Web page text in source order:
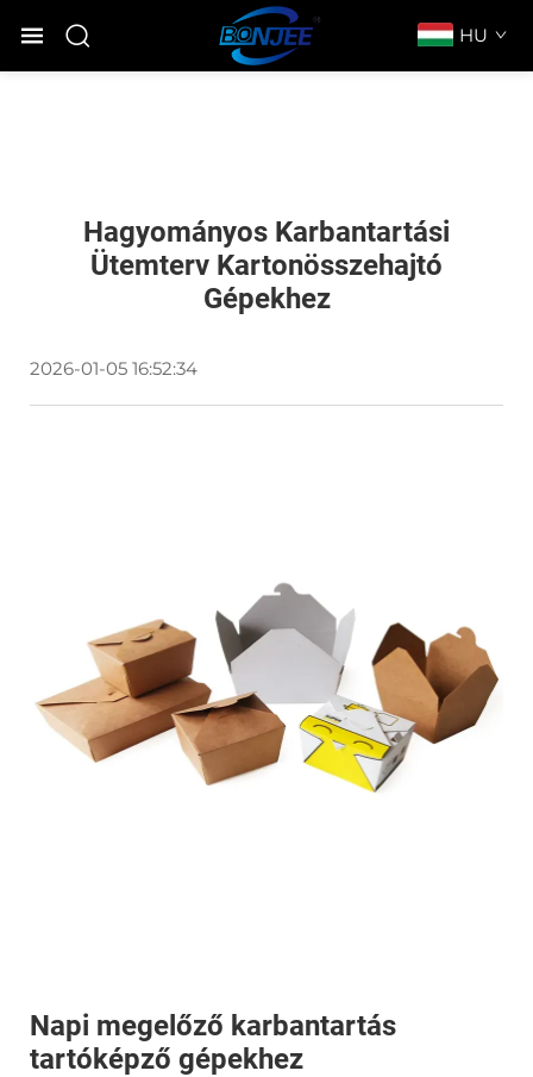
HU
Hagyományos Karbantartási
Ütemterv Kartonösszehajtó
Gépekhez
2026-01-05 16:52:34
Napi megelőző karbantartás
tartóképző gépekhez